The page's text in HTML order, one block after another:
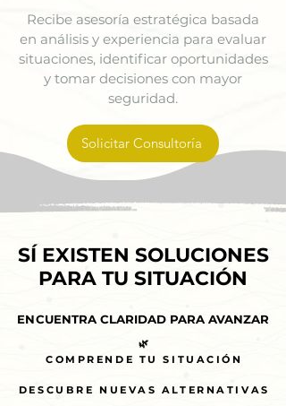
Recibe asesoría estratégica basada
en análisis y experiencia para evaluar
situaciones, identificar oportunidades
y tomar decisiones con mayor
seguridad.
Solicitar Consultoría
SÍ EXISTEN SOLUCIONES
PARA TU SITUACIÓN
SÍ EXISTEN SOLUCIONES
PARA TU SITUACIÓN
ENCUENTRA CLARIDAD PARA AVANZAR
ENCUENTRA CLARIDAD PARA AVANZAR
🌿
COMPRENDE TU SITUACIÓN
DESCUBRE NUEVAS ALTERNATIVAS
🌿
COMPRENDE TU SITUACIÓN
DESCUBRE NUEVAS ALTERNATIVAS